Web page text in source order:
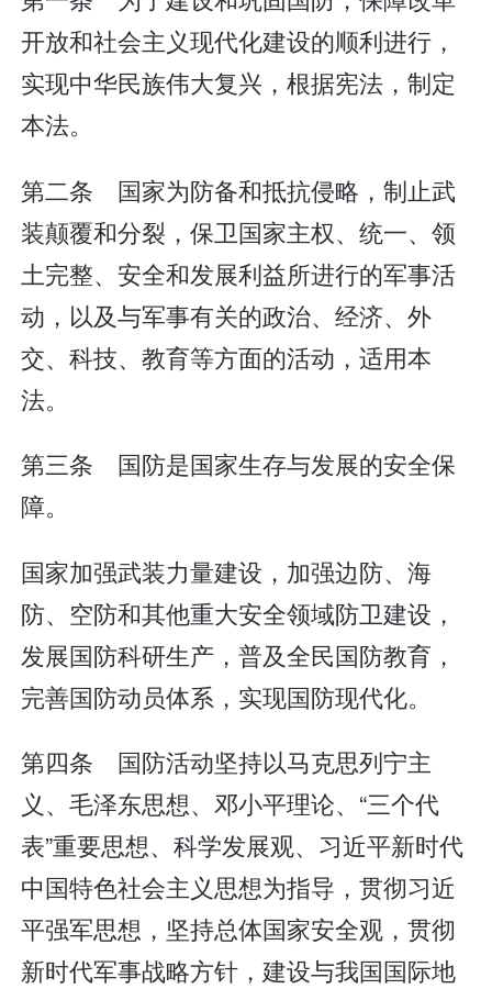
开放和社会主义现代化建设的顺利进行，
实现中华民族伟大复兴，根据宪法，制定
本法。
第二条 国家为防备和抵抗侵略，制止武
装颠覆和分裂，保卫国家主权、统一、领
土完整、安全和发展利益所进行的军事活
动，以及与军事有关的政治、经济、外
交、科技、教育等方面的活动，适用本
法。
第三条 国防是国家生存与发展的安全保
障。
国家加强武装力量建设，加强边防、海
防、空防和其他重大安全领域防卫建设，
发展国防科研生产，普及全民国防教育，
完善国防动员体系，实现国防现代化。
第四条 国防活动坚持以马克思列宁主
义、毛泽东思想、邓小平理论、“三个代
表”重要思想、科学发展观、习近平新时代
中国特色社会主义思想为指导，贯彻习近
平强军思想，坚持总体国家安全观，贯彻
新时代军事战略方针，建设与我国国际地